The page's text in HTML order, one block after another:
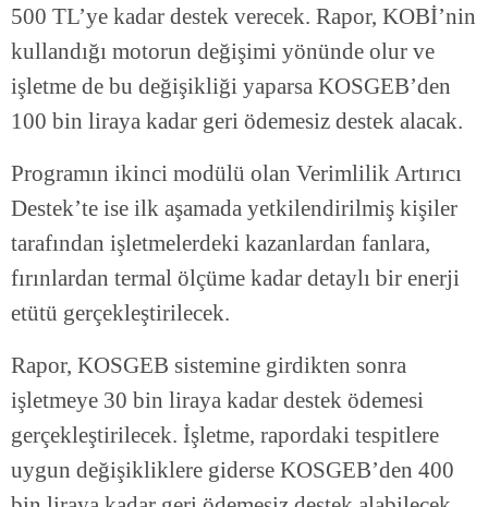
500 TL’ye kadar destek verecek. Rapor, KOBİ’nin
kullandığı motorun değişimi yönünde olur ve
işletme de bu değişikliği yaparsa KOSGEB’den
100 bin liraya kadar geri ödemesiz destek alacak.
Programın ikinci modülü olan Verimlilik Artırıcı
Destek’te ise ilk aşamada yetkilendirilmiş kişiler
tarafından işletmelerdeki kazanlardan fanlara,
fırınlardan termal ölçüme kadar detaylı bir enerji
etütü gerçekleştirilecek.
Rapor, KOSGEB sistemine girdikten sonra
işletmeye 30 bin liraya kadar destek ödemesi
gerçekleştirilecek. İşletme, rapordaki tespitlere
uygun değişikliklere giderse KOSGEB’den 400